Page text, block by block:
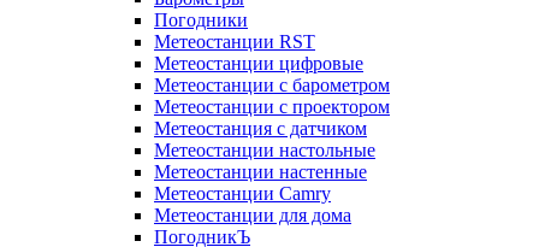
Погодники
Метеостанции RST
Метеостанции цифровые
Метеостанции с барометром
Метеостанции с проектором
Метеостанция с датчиком
Метеостанции настольные
Метеостанции настенные
Метеостанции Camry
Метеостанции для дома
ПогодникЪ